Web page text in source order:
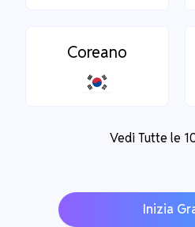
Coreano
Vedi Tutte le
Inizia